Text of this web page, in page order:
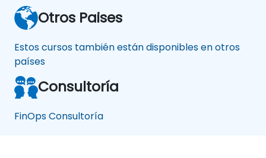
Otros Paises
Estos cursos también están disponibles en otros
países
Consultoría
FinOps Consultoría